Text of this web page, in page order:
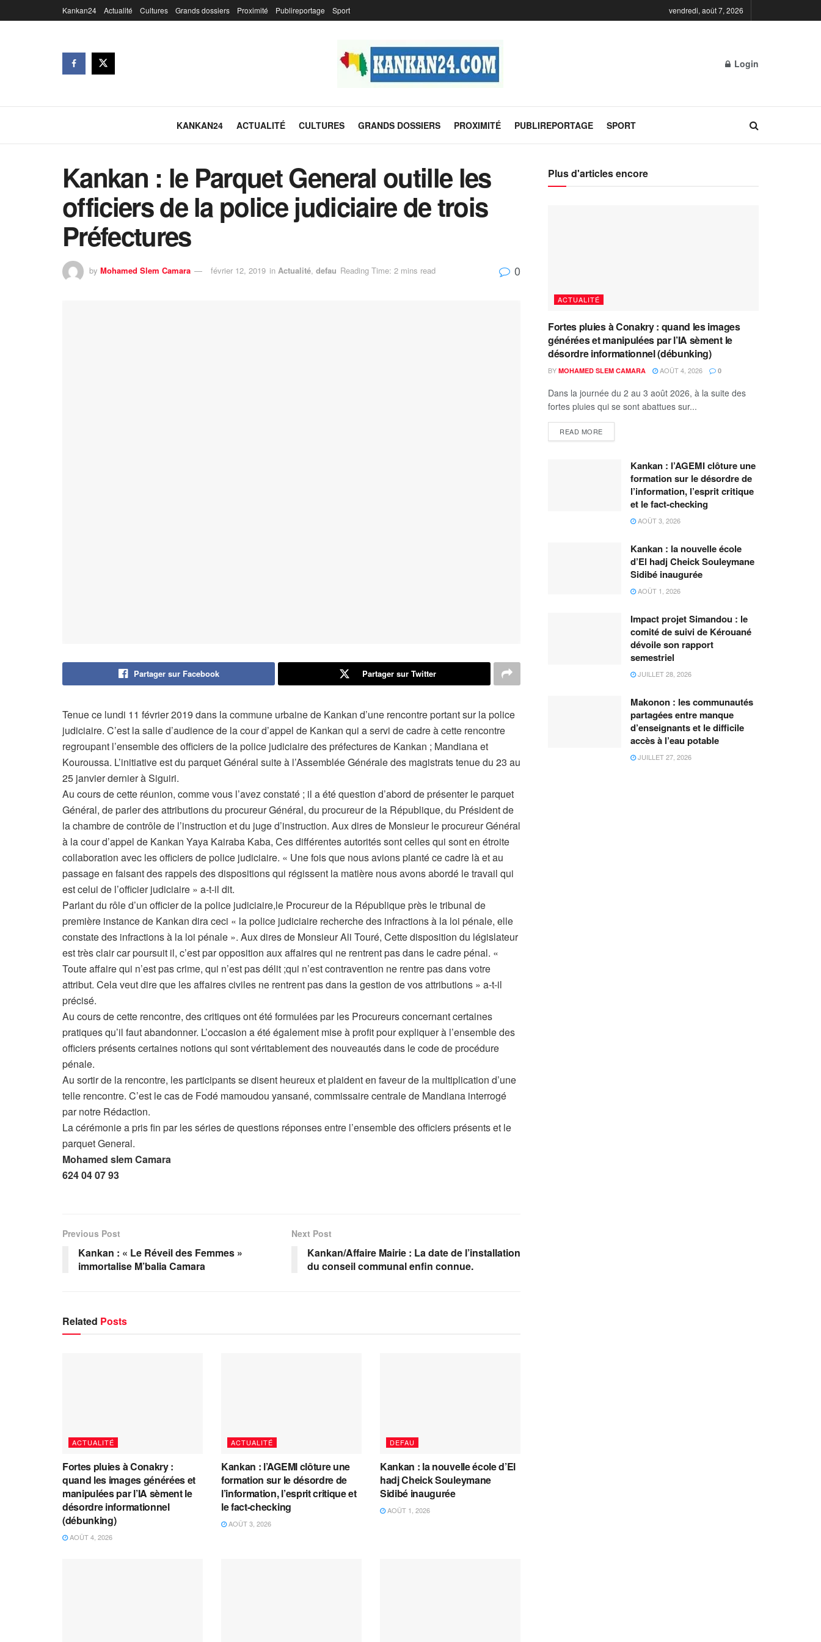
Kankan24 Actualité Cultures Grands dossiers Proximité Publireportage Sport vendredi, août 7, 2026
Login
KANKAN24 ACTUALITÉ CULTURES GRANDS DOSSIERS PROXIMITÉ PUBLIREPORTAGE SPORT
Kankan : le Parquet General outille les
officiers de la police judiciaire de trois
Préfectures
by Mohamed Slem Camara février 12, 2019 in Actualité, defau Reading Time: 2 mins read 0
Partager sur Facebook Partager sur Twitter
Tenue ce lundi 11 février 2019 dans la commune urbaine de Kankan d’une rencontre portant sur la police
judiciaire. C’est la salle d’audience de la cour d’appel de Kankan qui a servi de cadre à cette rencontre
regroupant l’ensemble des officiers de la police judiciaire des préfectures de Kankan ; Mandiana et
Kouroussa. L’initiative est du parquet Général suite à l’Assemblée Générale des magistrats tenue du 23 au
25 janvier dernier à Siguiri.
Au cours de cette réunion, comme vous l’avez constaté ; il a été question d’abord de présenter le parquet
Général, de parler des attributions du procureur Général, du procureur de la République, du Président de
la chambre de contrôle de l’instruction et du juge d’instruction. Aux dires de Monsieur le procureur Général
à la cour d’appel de Kankan Yaya Kairaba Kaba, Ces différentes autorités sont celles qui sont en étroite
collaboration avec les officiers de police judiciaire. « Une fois que nous avions planté ce cadre là et au
passage en faisant des rappels des dispositions qui régissent la matière nous avons abordé le travail qui
est celui de l’officier judiciaire » a-t-il dit.
Parlant du rôle d’un officier de la police judiciaire,le Procureur de la République près le tribunal de
première instance de Kankan dira ceci « la police judiciaire recherche des infractions à la loi pénale, elle
constate des infractions à la loi pénale ». Aux dires de Monsieur Ali Touré, Cette disposition du législateur
est très clair car poursuit il, c’est par opposition aux affaires qui ne rentrent pas dans le cadre pénal. «
Toute affaire qui n’est pas crime, qui n’est pas délit ;qui n’est contravention ne rentre pas dans votre
attribut. Cela veut dire que les affaires civiles ne rentrent pas dans la gestion de vos attributions » a-t-il
précisé.
Au cours de cette rencontre, des critiques ont été formulées par les Procureurs concernant certaines
pratiques qu’il faut abandonner. L’occasion a été également mise à profit pour expliquer à l’ensemble des
officiers présents certaines notions qui sont véritablement des nouveautés dans le code de procédure
pénale.
Au sortir de la rencontre, les participants se disent heureux et plaident en faveur de la multiplication d’une
telle rencontre. C’est le cas de Fodé mamoudou yansané, commissaire centrale de Mandiana interrogé
par notre Rédaction.
La cérémonie a pris fin par les séries de questions réponses entre l’ensemble des officiers présents et le
parquet General.
Mohamed slem Camara
624 04 07 93
Previous Post
Kankan : « Le Réveil des Femmes »
immortalise M’balia Camara
Next Post
Kankan/Affaire Mairie : La date de l’installation
du conseil communal enfin connue.
Related Posts
ACTUALITÉ
Fortes pluies à Conakry :
quand les images générées et
manipulées par l’IA sèment le
désordre informationnel
(débunking)
AOÛT 4, 2026
ACTUALITÉ
Kankan : l’AGEMI clôture une
formation sur le désordre de
l’information, l’esprit critique et
le fact-checking
AOÛT 3, 2026
DEFAU
Kankan : la nouvelle école d’El
hadj Cheick Souleymane
Sidibé inaugurée
AOÛT 1, 2026
Plus d'articles encore
ACTUALITÉ
Fortes pluies à Conakry : quand les images
générées et manipulées par l’IA sèment le
désordre informationnel (débunking)
BY MOHAMED SLEM CAMARA AOÛT 4, 2026 0
Dans la journée du 2 au 3 août 2026, à la suite des
fortes pluies qui se sont abattues sur...
READ MORE
Kankan : l’AGEMI clôture une
formation sur le désordre de
l’information, l’esprit critique
et le fact-checking
AOÛT 3, 2026
Kankan : la nouvelle école
d’El hadj Cheick Souleymane
Sidibé inaugurée
AOÛT 1, 2026
Impact projet Simandou : le
comité de suivi de Kérouané
dévoile son rapport
semestriel
JUILLET 28, 2026
Makonon : les communautés
partagées entre manque
d’enseignants et le difficile
accès à l’eau potable
JUILLET 27, 2026